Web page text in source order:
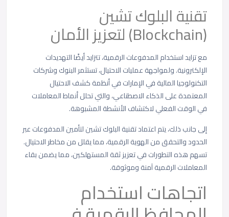
تقنية البلوك تشين
(Blockchain) لتعزيز الأمان
مع تزايد استخدام المدفوعات الرقمية، تتزايد أيضًا التهديدات
الإلكترونية. ولمواجهة عمليات الاحتيال، تستثمر البنوك وشركات
التكنولوجيا المالية في الإمارات في أنظمة كشف الاحتيال
المعتمدة على الذكاء الاصطناعي، والتي تحلل أنماط المعاملات
في الوقت الفعلي لاكتشاف الأنشطة المشبوهة.
إلى جانب ذلك، يتم اعتماد تقنية البلوك تشين لتأمين المدفوعات عبر
الحدود والتحقق من الهوية الرقمية، مما يقلل من مخاطر الاحتيال.
تسهم هذه التطورات في تعزيز ثقة المستهلكين، مما يضمن بقاء
المعاملات الرقمية آمنة وموثوقة.
اتجاهات استخدام